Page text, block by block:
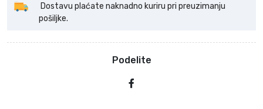
Dostavu plaćate naknadno kuriru pri preuzimanju
pošiljke.
Podelite